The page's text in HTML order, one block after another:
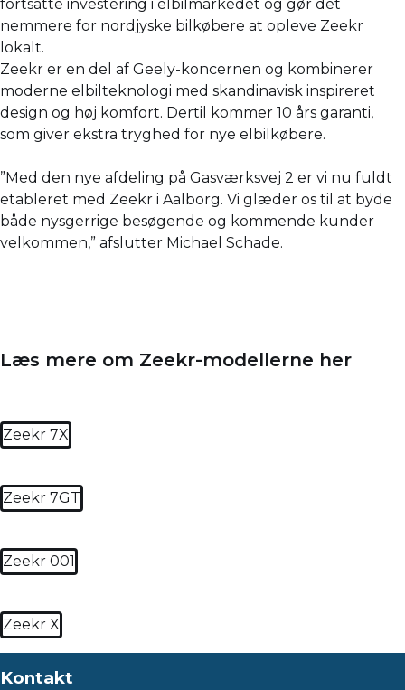
fortsatte investering i elbilmarkedet og gør det
nemmere for nordjyske bilkøbere at opleve Zeekr
lokalt.
Zeekr er en del af Geely-koncernen og kombinerer
moderne elbilteknologi med skandinavisk inspireret
design og høj komfort. Dertil kommer 10 års garanti,
som giver ekstra tryghed for nye elbilkøbere.
”Med den nye afdeling på Gasværksvej 2 er vi nu fuldt
etableret med Zeekr i Aalborg. Vi glæder os til at byde
både nysgerrige besøgende og kommende kunder
velkommen,” afslutter Michael Schade.
Læs mere om Zeekr-modellerne her
Zeekr 7X
Zeekr 7GT
Zeekr 001
Zeekr X
Kontakt